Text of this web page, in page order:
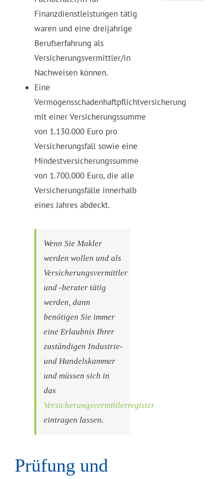
Finanzdienstleistungen tätig
waren und eine dreijährige
Berufserfahrung als
Versicherungsvermittler/in
Nachweisen können.
Eine
Vermögensschadenhaftpflichtversicherung
mit einer Versicherungssumme
von 1.130.000 Euro pro
Versicherungsfall sowie eine
Mindestversicherungssumme
von 1.700.000 Euro, die alle
Versicherungsfälle innerhalb
eines Jahres abdeckt.
Wenn Sie Makler
werden wollen und als
Versicherungsvermittler
und -berater tätig
werden, dann
benötigen Sie immer
eine Erlaubnis Ihrer
zuständigen Industrie-
und Handelskammer
und müssen sich in
das
Versicherungsvermittlerregister
eintragen lassen.
Prüfung und